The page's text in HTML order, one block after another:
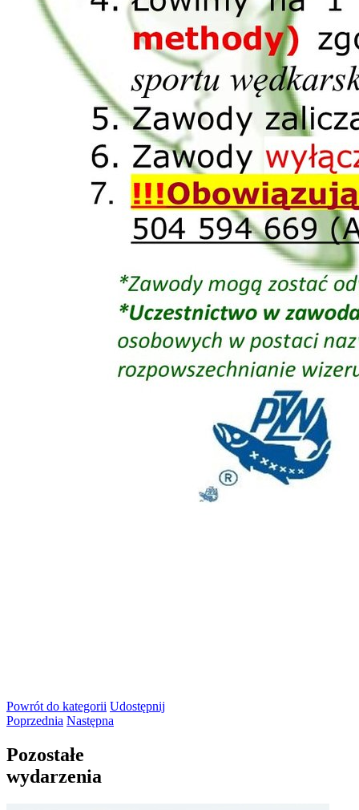
Powrót do kategorii Udostępnij
Poprzednia Następna
Pozostałe
wydarzenia